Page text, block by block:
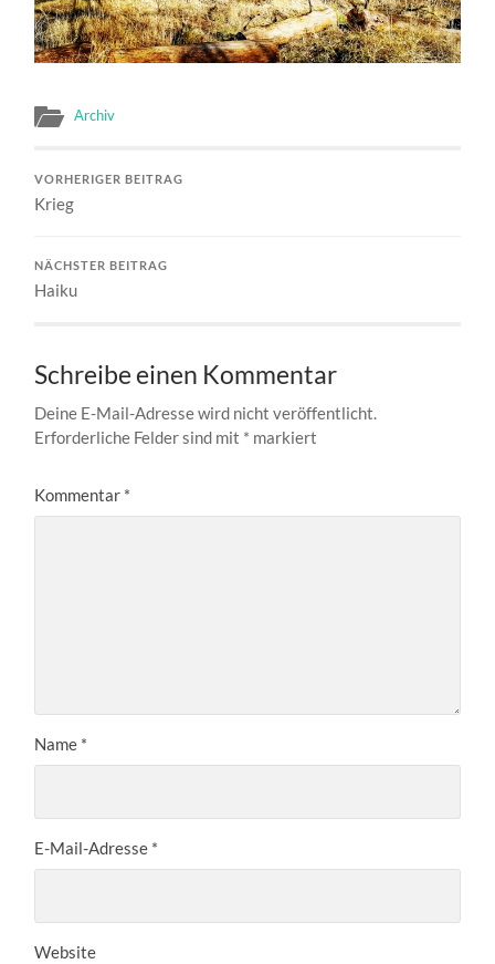
Archiv
VORHERIGER BEITRAG
Krieg
NÄCHSTER BEITRAG
Haiku
Schreibe einen Kommentar
Deine E-Mail-Adresse wird nicht veröffentlicht.
Erforderliche Felder sind mit * markiert
Kommentar *
Name *
E-Mail-Adresse *
Website